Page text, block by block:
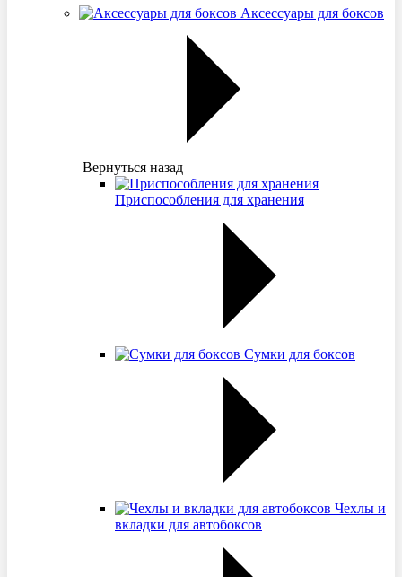
Аксессуары для боксов
Вернуться назад
Приспособления для хранения
Сумки для боксов
Чехлы и
вкладки для автобоксов